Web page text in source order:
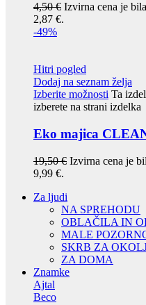
4,50€ Izvirna cena je
2,87 €.
-49%
Hitri pogled
Dodaj na seznam želja
Izberite možnosti Ta
izberete na strani izdelka
Eko majica
19,50€ Izvirna cena je
9,99 €.
Za ljudi
NA SPREHODU
OBLAČILA IN
MALE
SKRB ZA
ZA DOMA
Znamke
Ajtal
Beco